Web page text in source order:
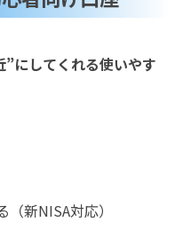
にしてくれる使いやす
新NISA対応）